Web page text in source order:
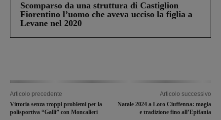
Scomparso da una struttura di Castiglion
Fiorentino l’uomo che aveva ucciso la figlia a
Levane nel 2020
Articolo precedente
Vittoria senza troppi problemi per la
polisportiva “Galli” con Moncalieri
Articolo successivo
Natale 2024 a Loro Ciuffenna: magia
e tradizione fino all’Epifania